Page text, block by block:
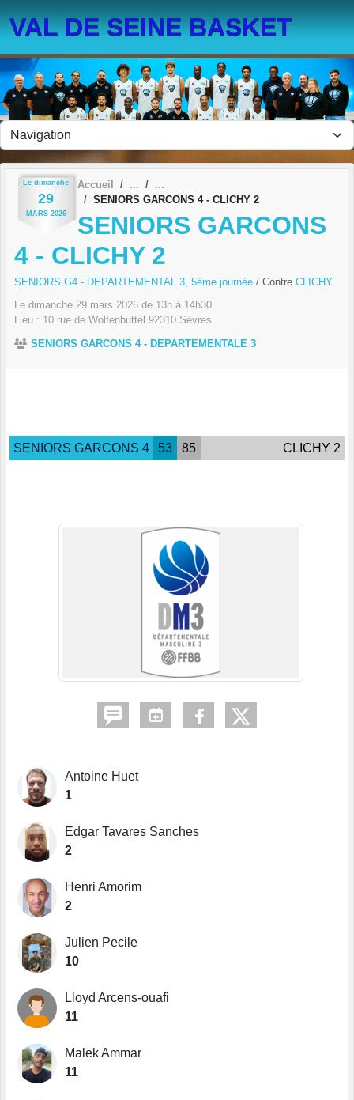
VAL DE SEINE BASKET
Le dimanche
29
MARS 2026
Accueil
SENIORS GARCONS 4 - CLICHY 2
SENIORS GARCONS
4 - CLICHY 2
SENIORS G4 - DEPARTEMENTAL 3, 5ème journée / Contre CLICHY
Le dimanche 29 mars 2026 de 13h à 14h30
Lieu : 10 rue de Wolfenbuttel 92310 Sèvres
SENIORS GARCONS 4 - DEPARTEMENTALE 3
SENIORS GARCONS 4 53 85 CLICHY 2
Antoine Huet
1
Edgar Tavares Sanches
2
Henri Amorim
2
Julien Pecile
10
Lloyd Arcens-ouafi
11
Malek Ammar
11